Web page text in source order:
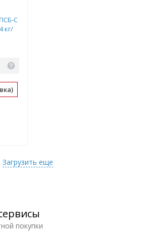
С
кг/
Загрузить еще
покупки